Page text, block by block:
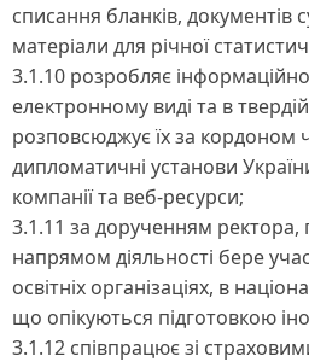
списання бланків, документів
матеріали для річної
3.1.10 розробляє
електронному виді та в
розповсюджує їх за кордоном
дипломатичні установи
компанії та веб-ресурси;
3.1.11 за дорученням ректора,
напрямом діяльності бере
освітніх організаціях, в
що опікуються підготовкою
3.1.12 співпрацює зі